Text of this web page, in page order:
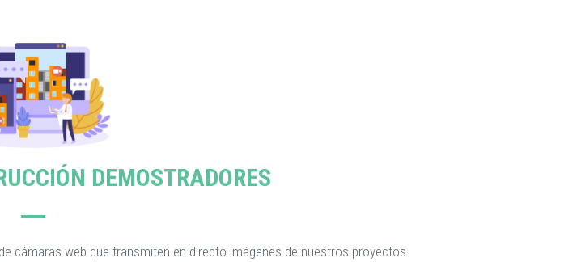
DEMOSTRADORES
cámaras web que transmiten en directo imágenes de nuestros proyectos.